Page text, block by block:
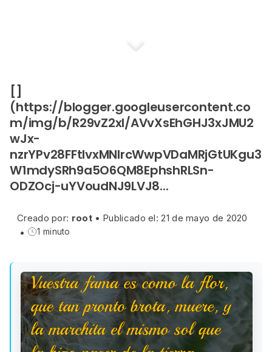
[]
(https://blogger.googleusercontent.co
m/img/b/R29vZ2xl/AVvXsEhGHJ3xJMU2
wJx-
nzrYPv28FFtIvxMNIrcWwpVDaMRjGtUKgu3
W1mdySRh9a5O6QM8EphshRLSn-
ODZOcj-uYVoudNJ9LVJ8...
Creado por: root • Publicado el: 21 de mayo de 2020
•
1 minuto